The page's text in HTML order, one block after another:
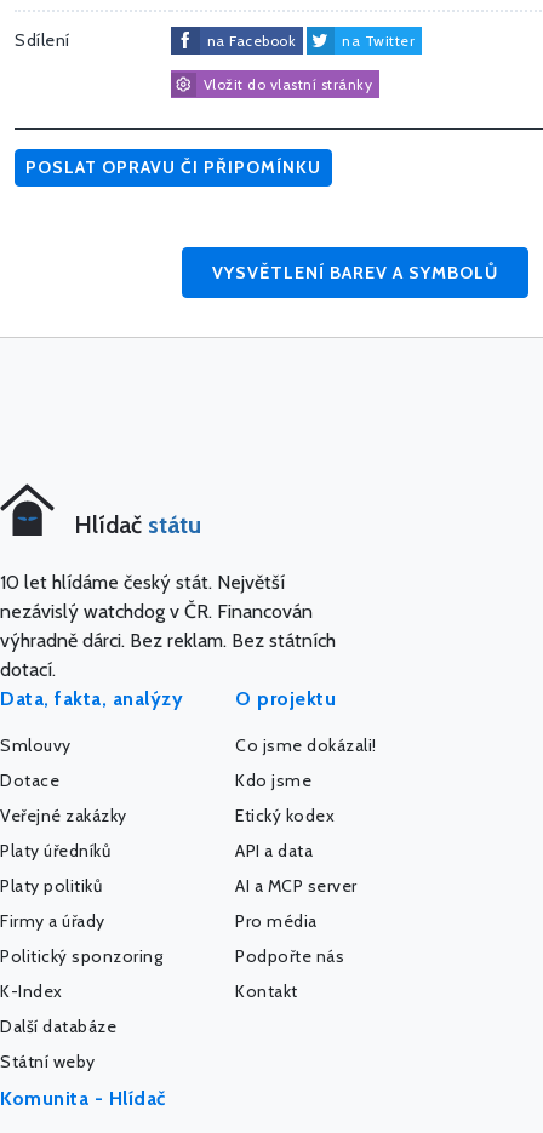
Sdílení na Facebook na Twitter
Vložit do vlastní stránky
POSLAT OPRAVU ČI PŘIPOMÍNKU
VYSVĚTLENÍ BAREV A SYMBOLŮ
Hlídač státu
10 let hlídáme český stát. Největší
nezávislý watchdog v ČR. Financován
výhradně dárci. Bez reklam. Bez státních
dotací.
Data, fakta, analýzy
Smlouvy
Dotace
Veřejné zakázky
Platy úředníků
Platy politiků
Firmy a úřady
Politický sponzoring
K-Index
Další databáze
Státní weby
O projektu
Co jsme dokázali!
Kdo jsme
Etický kodex
API a data
AI a MCP server
Pro média
Podpořte nás
Kontakt
Komunita - Hlídač